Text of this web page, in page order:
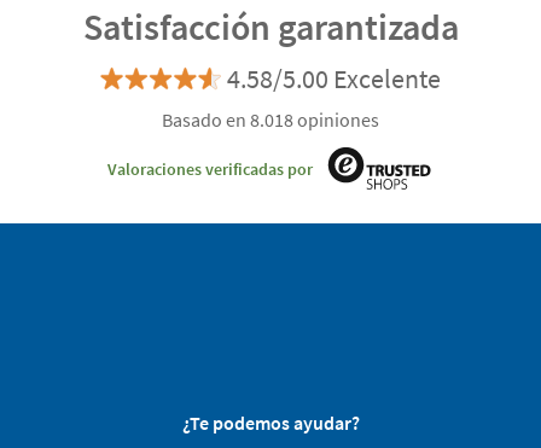
Satisfacción garantizada
4.58/5.00 Excelente
Basado en 8.018 opiniones
Valoraciones verificadas por
¿Te podemos ayudar?